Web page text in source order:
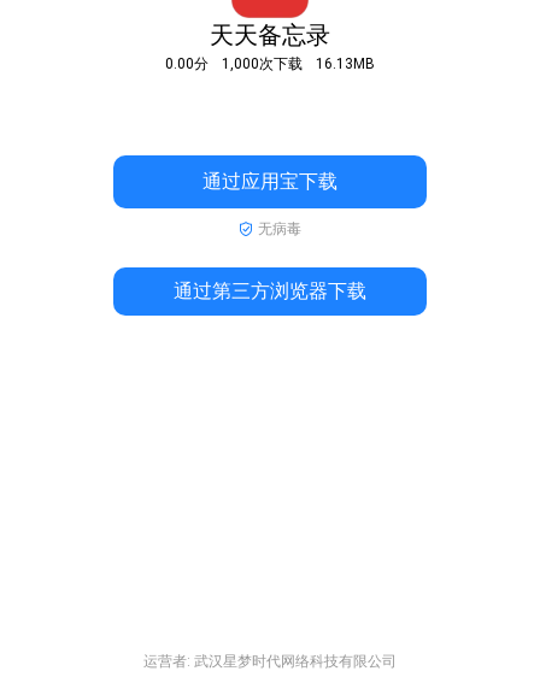
天天备忘录
0.00分 1,000次下载 16.13MB
通过应用宝下载
无病毒
通过第三方浏览器下载
运营者: 武汉星梦时代网络科技有限公司